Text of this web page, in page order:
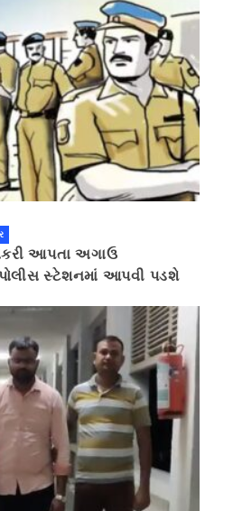
આપતા અગાઉ
પોલીસ સ્ટેશનમાં આપવી પડશે